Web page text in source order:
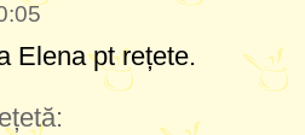
Elena pt rețete.